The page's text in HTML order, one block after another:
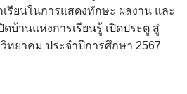
รียน​ในการแสดง​ทักษะ​ ผลงาน​ และ
บ้านแห่งการเรียนรู้​ เปิดประตู​ สู่
ทยาคม​ ประจำ​ปีการศึกษา​ 2567